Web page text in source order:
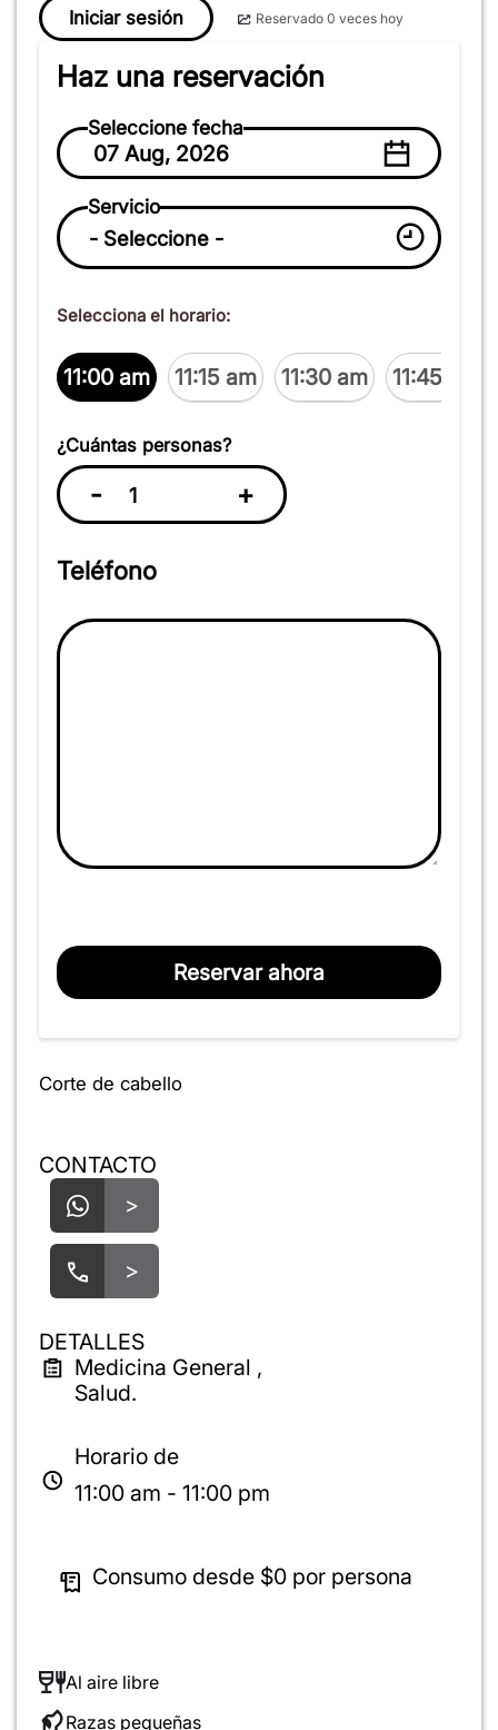
Iniciar sesión Reservado 0 veces hoy
Haz una reservación
Seleccione fecha
07 Aug, 2026
Servicio
Selecciona el horario:
11:00 am 11:15 am 11:30 am 11:45 am
¿Cuántas personas?
- +
Teléfono
Reservar ahora
Corte de cabello
CONTACTO
>
>
DETALLES
Medicina General ,
Salud.
Horario de
11:00 am - 11:00 pm
Consumo desde $0 por persona
Al aire libre
Razas pequeñas